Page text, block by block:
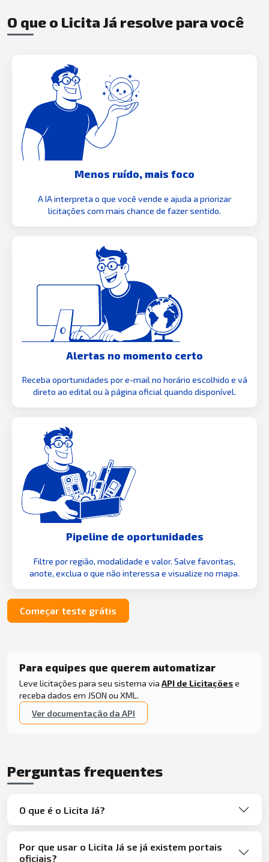
O que o Licita Já resolve para você
Menos ruído, mais foco
A IA interpreta o que você vende e ajuda a priorizar
licitações com mais chance de fazer sentido.
Alertas no momento certo
Receba oportunidades por e-mail no horário escolhido e vá
direto ao edital ou à página oficial quando disponível.
Pipeline de oportunidades
Filtre por região, modalidade e valor. Salve favoritas,
anote, exclua o que não interessa e visualize no mapa.
Começar teste grátis
Para equipes que querem automatizar
Leve licitações para seu sistema via API de Licitaçõese
receba dados em JSON ou XML.
Ver documentação da API
Perguntas frequentes
O que é o Licita Já?
Por que usar o Licita Já se já existem portais
oficiais?